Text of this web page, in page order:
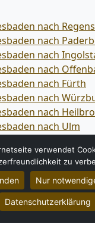
nach
nach
nach
nach
nach Fürth
nach
nach
nach Ulm
nach
nach
nach
nach
nach
nach
verwendet
zu
Nur
Datenschutzerklärung